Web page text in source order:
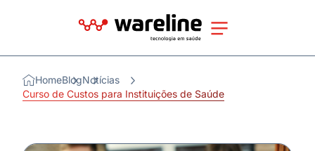
HomeBlogNotícias
Curso de Custos para Instituições de Saúde